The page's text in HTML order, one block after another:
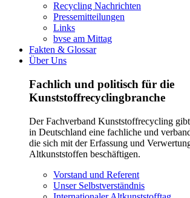
Recycling Nachrichten
Pressemitteilungen
Links
bvse am Mittag
Fakten & Glossar
Über Uns
Fachlich und politisch für die
Kunststoffrecyclingbranche
Der Fachverband Kunststoffrecycling
in Deutschland eine fachliche und
die sich mit der Erfassung und
Altkunststoffen beschäftigen.
Vorstand und Referent
Unser Selbstverständnis